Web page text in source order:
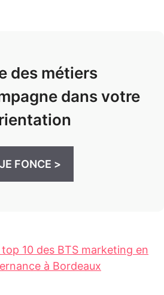
des métiers
dans votre
JE FONCE >
top 10 des BTS marketing en
à Bordeaux